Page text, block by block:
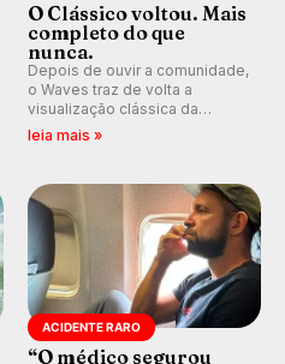
O Clássico voltou. Mais
completo do que
nunca.
Depois de ouvir a comunidade,
o Waves traz de volta a
visualização clássica da
previsão de águas rasas,
ondas para até 16 dias.
leia mais »
ACIDENTE RARO
“O médico segurou